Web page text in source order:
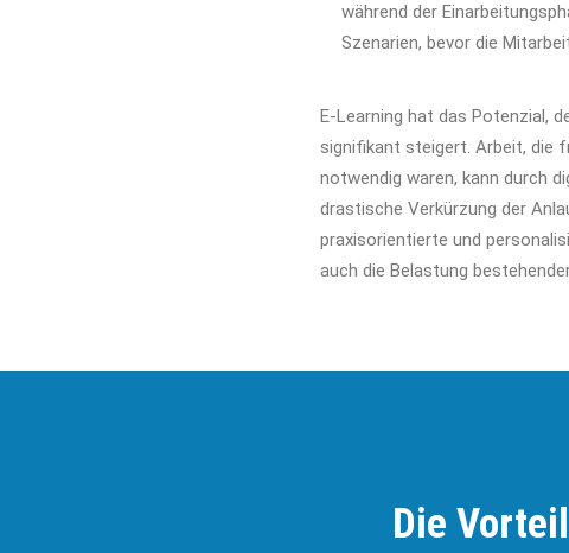
während der
Szenarien, bevor die
E-Learning hat das Potenzial,
signifikant steigert. Arbeit, die
notwendig waren, kann durch
drastische Verkürzung der
praxisorientierte und
auch die Belastung
Die